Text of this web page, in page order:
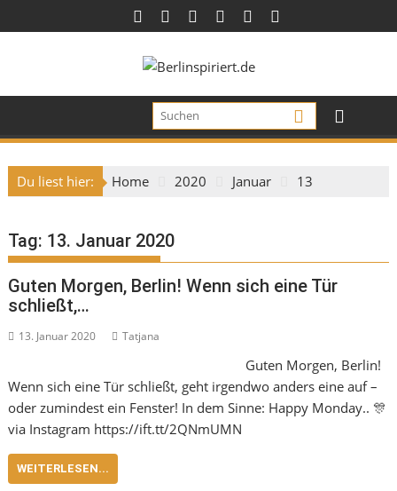
to
Du liest hier: Home 2020 Januar 13
Tag: 13. Januar 2020
Guten Morgen, Berlin! Wenn sich eine Tür
schließt,…
13. Januar 2020 Tatjana
Guten Morgen, Berlin!
Wenn sich eine Tür schließt, geht irgendwo anders eine auf –
oder zumindest ein Fenster! In dem Sinne: Happy Monday.. 🎊
via Instagram https://ift.tt/2QNmUMN
WEITERLESEN...